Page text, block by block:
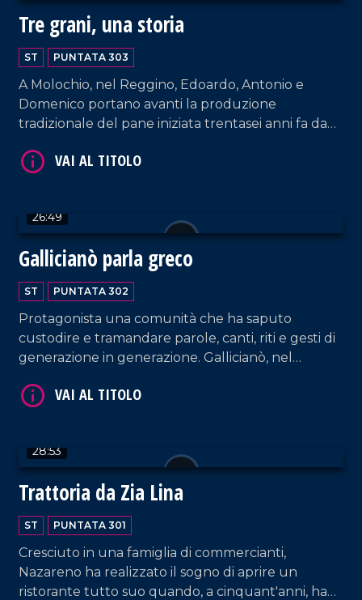
Tre grani, una storia
ST PUNTATA 303
A Molochio, nel Reggino, Edoardo, Antonio e
Domenico portano avanti la produzione
tradizionale del pane iniziata trentasei anni fa da
unica: il Pane dei Tre Grani, realizzato con tre
26:49
Gallicianò parla greco
ST PUNTATA 302
Protagonista una comunità che ha saputo
custodire e tramandare parole, canti, riti e gesti di
generazione in generazione. Gallicianò, nel
della cultura ellenofona, dove i cittadini ancora
VAI AL TITOLO
28:53
Trattoria da Zia Lina
ST PUNTATA 301
Cresciuto in una famiglia di commercianti,
Nazareno ha realizzato il sogno di aprire un
ristorante tutto suo quando, a cinquant'anni, ha
VAI AL TITOLO
VAI AL TITOLO
VAI AL TITOLO